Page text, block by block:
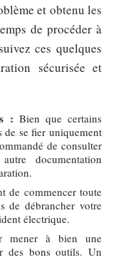
et obtenu les
de procéder à
ces quelques
sécurisée et
: Bien que certains
de se fier uniquement
de consulter
documentation
de commencer toute
de débrancher votre
électrique.
mener à bien une
des bons outils. Un